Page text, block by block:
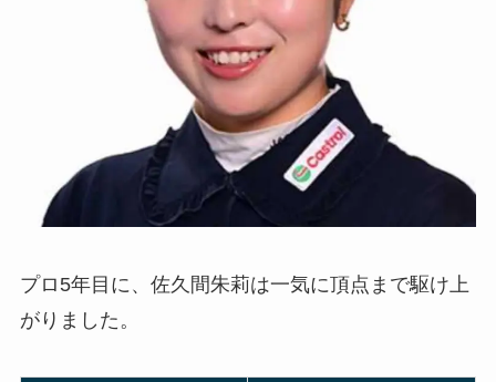
プロ5年目に、佐久間朱莉は一気に頂点まで駆け上
がりました。